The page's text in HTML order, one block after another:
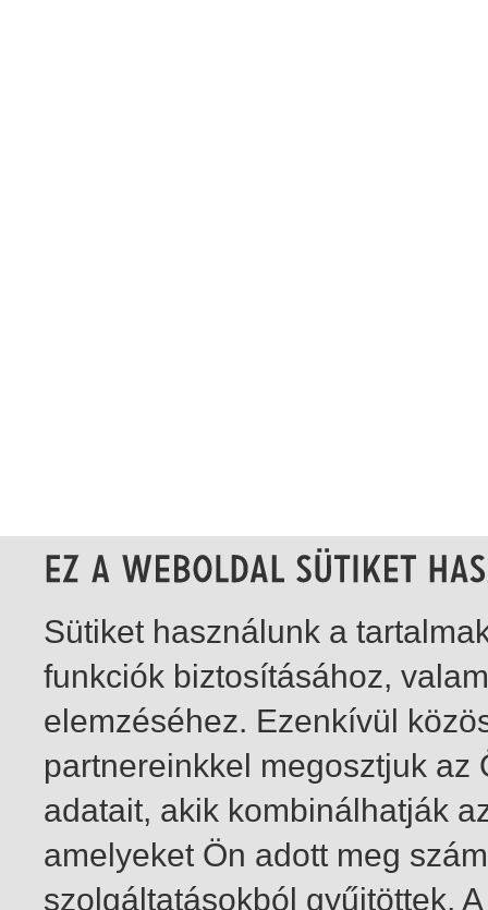
Sütiket használunk a
funkciók biztosításához,
elemzéséhez. Ezenkívül
partnereinkkel megosztjuk
adatait, akik kombinálhatják
amelyeket Ön adott meg
szolgáltatásokból gyűjtöttek.